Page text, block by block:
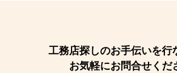
工務店探しのお手伝いを行
お気軽にお問合せくだ